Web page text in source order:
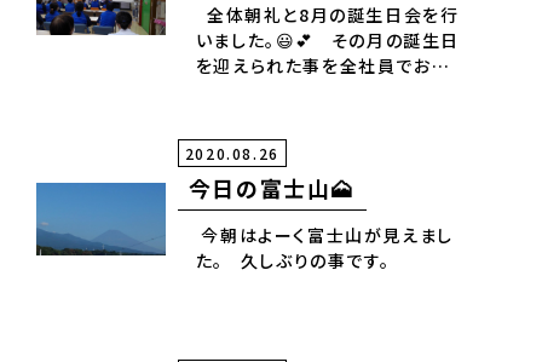
全体朝礼と8月の誕生日会を行
いました。😃💕 その月の誕生日
を迎えられた事を全社員でお祝
のプレゼントです。 8月は4名の社
2020.08.26
今日の富士山🗻
今朝はよーく富士山が見えまし